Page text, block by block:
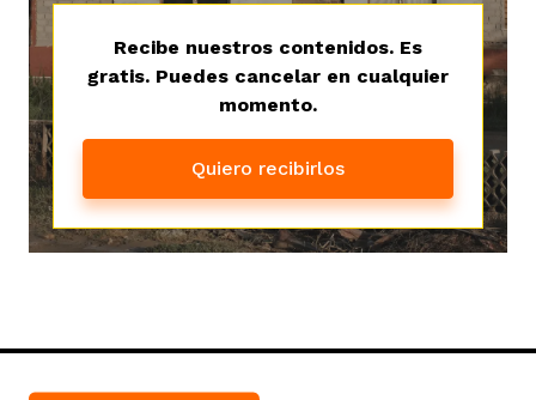
Recibe nuestros contenidos. Es
gratis. Puedes cancelar en cualquier
momento.
Quiero recibirlos